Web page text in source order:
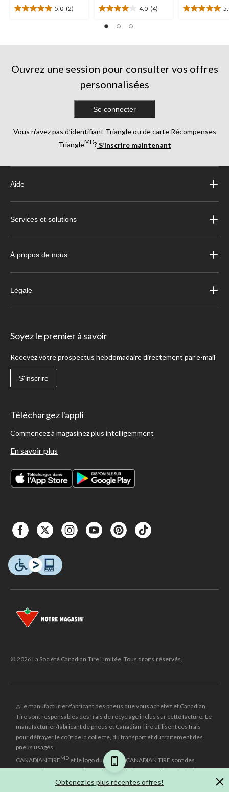
5.0 (2)
5.0
4.0 (4)
4.0
étoile(s)
5.0
Obtenez les plus récentes offres!
Ouvrez une session pour consulter vos offres
personnalisées
Se connecter
Vous n’avez pas d’identifiant Triangle ou de carte Récompenses
TriangleMD? S’inscrire maintenant
Aide
Services et solutions
À propos de nous
Légale
Soyez le premier à savoir
Recevez votre prospectus hebdomadaire directement par e-mail
S'inscrire
Téléchargez l'appli
Commencez à magasinez plus intelligemment
En savoir plus
© 2026 La Société Canadian Tire Limitée. Tous droits réservés.
△Le manufacturier/fabricant des pneus que vous achetez et Canadian
Tire sont responsables des frais de recyclage inclus sur cette facture. Le
manufacturier/fabricant de pneus et Canadian Tire utilisent ces frais
pour défrayer le coût de la collecte, du transport et du traitement des
pneus usagés.
CANADIAN TIREMD et le logo du triangle CANADIAN TIRE sont des
marques de commerce déposées de la Société Canadian Tire Limitée.